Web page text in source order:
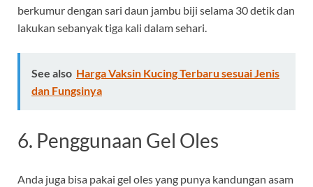
berkumur dengan sari daun jambu biji selama 30 detik dan
lakukan sebanyak tiga kali dalam sehari.
See also Harga Vaksin Kucing Terbaru sesuai Jenis
dan Fungsinya
6. Penggunaan Gel Oles
Anda juga bisa pakai gel oles yang punya kandungan asam